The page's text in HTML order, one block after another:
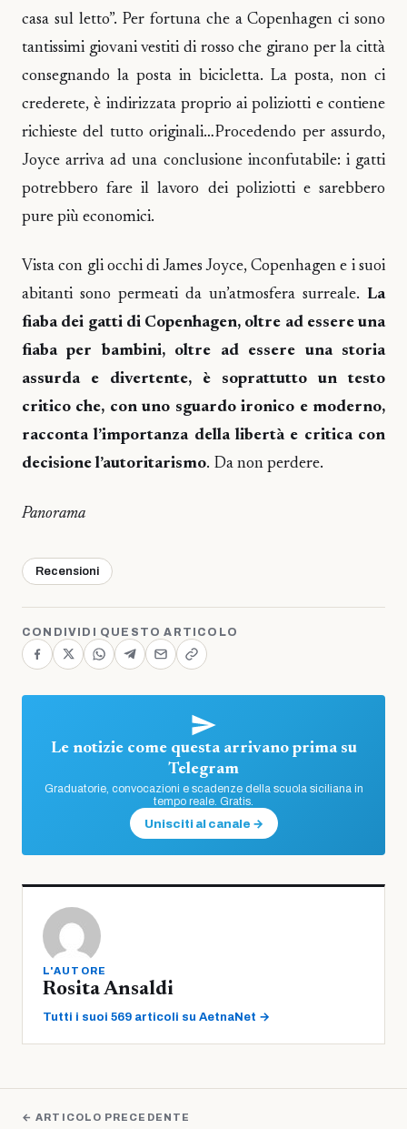
casa sul letto”. Per fortuna che a Copenhagen ci sono
tantissimi giovani vestiti di rosso che girano per la città
consegnando la posta in bicicletta. La posta, non ci
crederete, è indirizzata proprio ai poliziotti e contiene
richieste del tutto originali…Procedendo per assurdo,
Joyce arriva ad una conclusione inconfutabile: i gatti
potrebbero fare il lavoro dei poliziotti e sarebbero
pure più economici.
Vista con gli occhi di James Joyce, Copenhagen e i suoi
abitanti sono permeati da un’atmosfera surreale. La
fiaba dei gatti di Copenhagen, oltre ad essere una
fiaba per bambini, oltre ad essere una storia
assurda e divertente, è soprattutto un testo
critico che, con uno sguardo ironico e moderno,
racconta l’importanza della libertà e critica con
decisione l’autoritarismo. Da non perdere.
Panorama
Recensioni
CONDIVIDI QUESTO ARTICOLO
Le notizie come questa arrivano prima su
Telegram
Graduatorie, convocazioni e scadenze della scuola siciliana in
tempo reale. Gratis.
Unisciti al canale →
L'AUTORE
Rosita Ansaldi
Tutti i suoi 569 articoli su AetnaNet →
← ARTICOLO PRECEDENTE